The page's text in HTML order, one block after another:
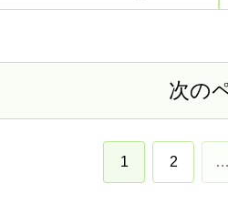
次の
1 2 …